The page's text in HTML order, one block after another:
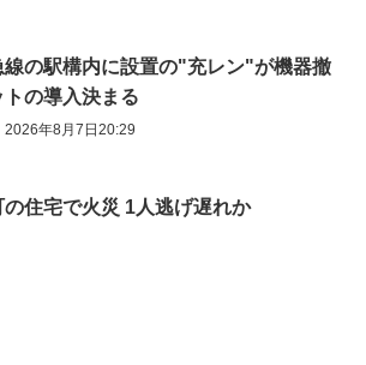
の駅構内に設置の"充レン"が機器撤
の導入決まる
2026年8月7日20:29
住宅で火災 1人逃げ遅れか